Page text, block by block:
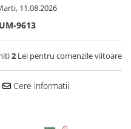
11.08.2026
9613
2 Lei pentru comenzile viitoare
Cere informatii